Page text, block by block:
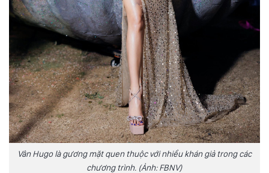
Vân Hugo là gương mặt quen thuộc với nhiều khán giả trong các
chương trình. (Ảnh: FBNV)